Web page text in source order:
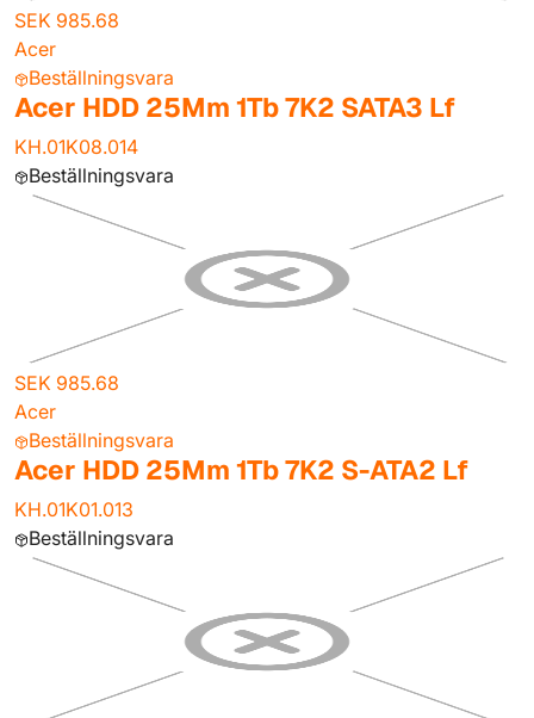
SEK 985.68
Acer
Beställningsvara
Acer HDD 25Mm 1Tb 7K2 SATA3 Lf
KH.01K08.014
Beställningsvara
SEK 985.68
Acer
Beställningsvara
Acer HDD 25Mm 1Tb 7K2 S-ATA2 Lf
KH.01K01.013
Beställningsvara